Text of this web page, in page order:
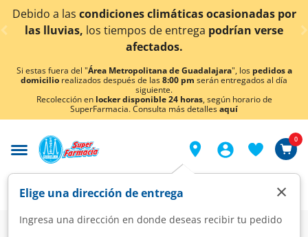
< div class="carousel-inner">
por
¡Ahora también en Aguascalientes! Daclic aquí
conocer detalles.
Si estas fuera del "Área Metropolitana de Guadalajara", los pedidos a
domicilio realizados después de las8:00 pm serán entregados al día
siguiente.
Recolección en locker disponible 24 horas, según horario de
SuperFarmacia. Consulta más detallesaquí
Elige una dirección de entrega
Ingresa una dirección en donde deseas recibir tu pedido
×
0
Farmacia Medicina Inmunológico Citostáticos